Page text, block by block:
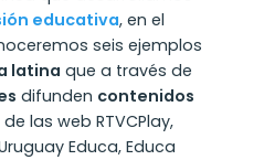
educativa, en el
seis ejemplos
latina que a través de
difunden contenidos
las web RTVCPlay,
Educa, Educa